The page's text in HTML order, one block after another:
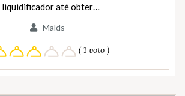
liquidificador até obter…
Malds
( 1 voto )